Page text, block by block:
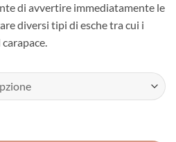
di avvertire immediatamente le
diversi tipi di esche tra cui i